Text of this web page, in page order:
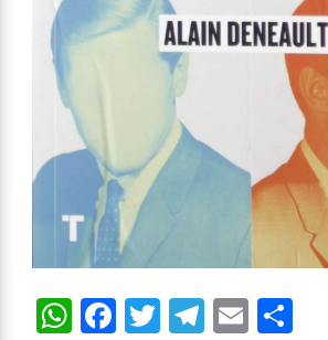
WhatsApp
Facebook
TwitterEmail